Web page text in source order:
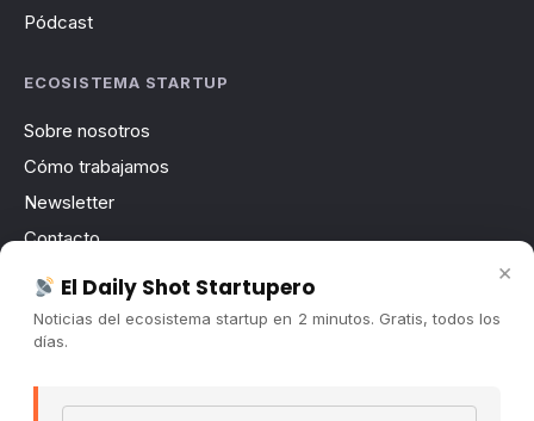
Pódcast
ECOSISTEMA STARTUP
Sobre nosotros
Cómo trabajamos
Newsletter
Contacto
Publicidad
Convocatorias
×
El Daily Shot Startupero
Noticias del ecosistema startup en 2 minutos. Gratis, todos los
días.